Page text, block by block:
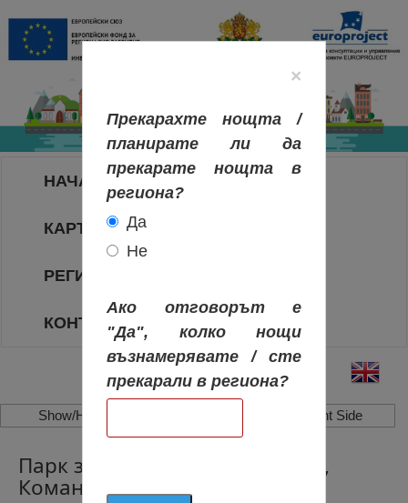
НАЧАЛО
КАРТА НА РЕГИОНИТЕ
РЕГИОНИ
КОНТАКТИ
Show/Hide Left Side Show/Hide Right Side
Парк за приключения Комана,
Комана
×
Прекарахте нощта /
планирате ли да
прекарате нощта в
региона?
Да
Не
Ако отговорът е
"Да", колко нощи
възнамерявате / сте
прекарали в региона?